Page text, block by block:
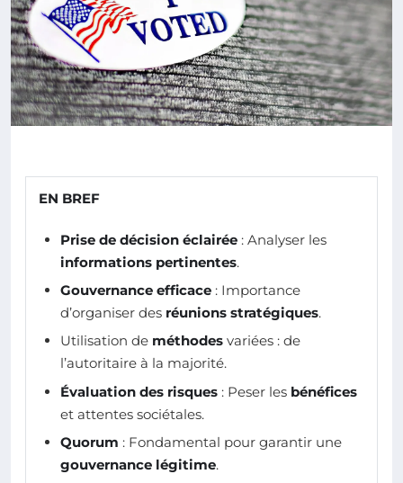
EN BREF
Prise de décision éclairée : Analyser les
informations pertinentes.
Gouvernance efficace : Importance
d’organiser des réunions stratégiques.
Utilisation de méthodes variées : de
l’autoritaire à la majorité.
Évaluation des risques : Peser les bénéfices
et attentes sociétales.
Quorum : Fondamental pour garantir une
gouvernance légitime.